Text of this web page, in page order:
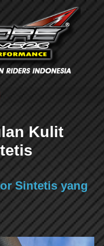
Kulit
Sintetis yang